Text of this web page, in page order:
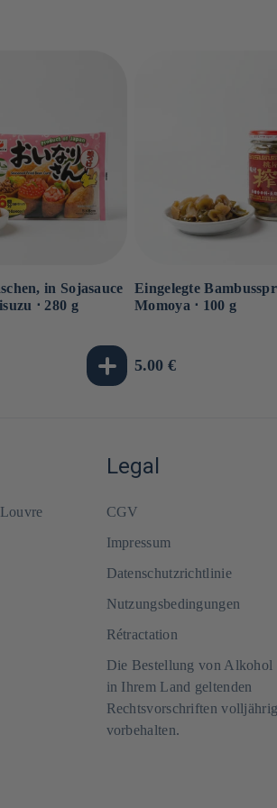
in Sojasauce
⋅ 280 g
Eingelegte
Momoya ⋅ 100 g
Normaler
5.00 €
Legal
CGV
Impressum
Datenschutzrichtlinie
Nutzungsbedingungen
Rétractation
Die Bestellung von Alkohol
in Ihrem Land geltenden
Rechtsvorschriften
vorbehalten.